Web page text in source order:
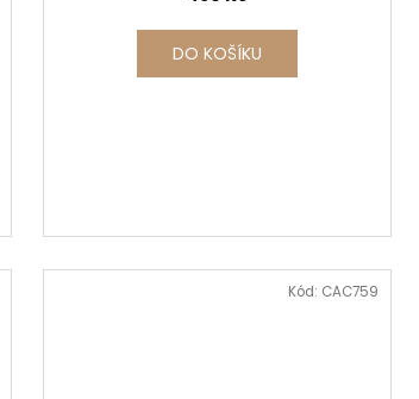
DO KOŠÍKU
Kód: CAC759